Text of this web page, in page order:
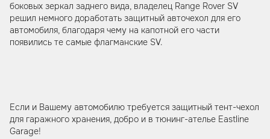
боковых зеркал заднего вида, владелец Range Rover SV
решил немного доработать защитный авточехол для его
автомобиля, благодаря чему на капотной его части
появились те самые флагманские SV.
Если и Вашему автомобилю требуется защитный тент-чехол
для гаражного хранения, добро и в тюнинг-ателье Eastline
Garage!